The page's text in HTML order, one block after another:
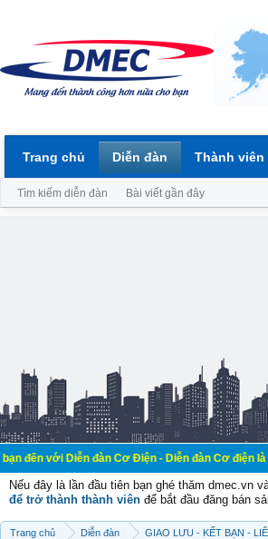
đàn Cơ Điện - Diễn đàn Cơ điện là nơi chia
Nếu đây là lần đầu tiên bạn ghé thăm dmec.vn
để trở thành thành viên để bắt đầu đăng bán
Trang chủ Diễn đàn GIAO LƯU - KẾT BẠN -
Trang chủ Diễn đàn
Tìm kiếm diễn đàn Bài viết gần đây
Thành viên